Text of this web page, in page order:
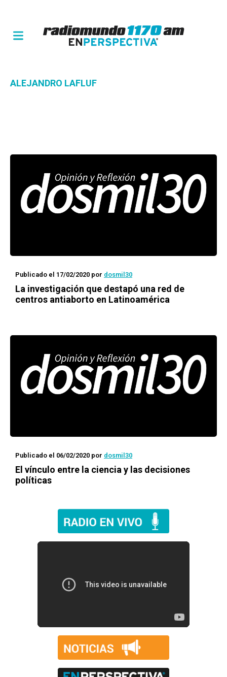
ALEJANDRO LAFLUF
Publicado el 17/02/2020 por dosmil30
La investigación que destapó una red de
centros antiaborto en Latinoamérica
Publicado el 06/02/2020 por dosmil30
El vínculo entre la ciencia y las decisiones
políticas